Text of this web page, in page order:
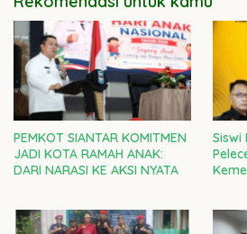
PEMKOT SIANTAR KOMITMEN
JADI KOTA RAMAH ANAK:
DARI NARASI KE AKSI NYATA
Siswi